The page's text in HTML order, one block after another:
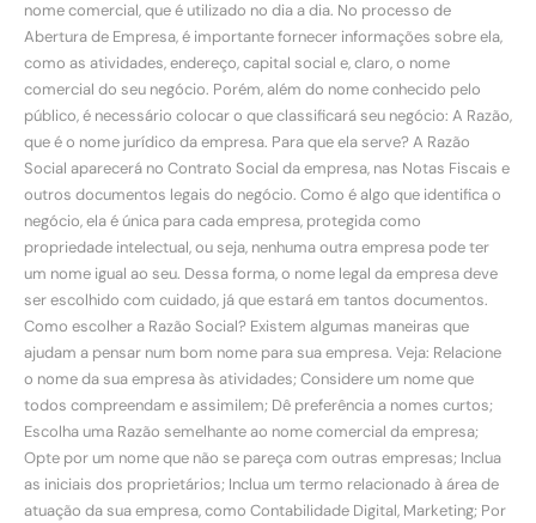
nome comercial, que é utilizado no dia a dia. No processo de
Abertura de Empresa, é importante fornecer informações sobre ela,
como as atividades, endereço, capital social e, claro, o nome
comercial do seu negócio. Porém, além do nome conhecido pelo
público, é necessário colocar o que classificará seu negócio: A Razão,
que é o nome jurídico da empresa. Para que ela serve? A Razão
Social aparecerá no Contrato Social da empresa, nas Notas Fiscais e
outros documentos legais do negócio. Como é algo que identifica o
negócio, ela é única para cada empresa, protegida como
propriedade intelectual, ou seja, nenhuma outra empresa pode ter
um nome igual ao seu. Dessa forma, o nome legal da empresa deve
ser escolhido com cuidado, já que estará em tantos documentos.
Como escolher a Razão Social? Existem algumas maneiras que
ajudam a pensar num bom nome para sua empresa. Veja: Relacione
o nome da sua empresa às atividades; Considere um nome que
todos compreendam e assimilem; Dê preferência a nomes curtos;
Escolha uma Razão semelhante ao nome comercial da empresa;
Opte por um nome que não se pareça com outras empresas; Inclua
as iniciais dos proprietários; Inclua um termo relacionado à área de
atuação da sua empresa, como Contabilidade Digital, Marketing; Por